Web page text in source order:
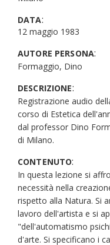
DATA:
12 maggio 1983
AUTORE PERSONA:
Formaggio, Dino
DESCRIZIONE:
Registrazione audio
corso di Estetica
dal professor Dino
di Milano.
CONTENUTO:
In questa lezione si
necessità nella
rispetto alla Natura. Si
lavoro dell'artista e si
"dell'automatismo
d'arte. Si specificano i